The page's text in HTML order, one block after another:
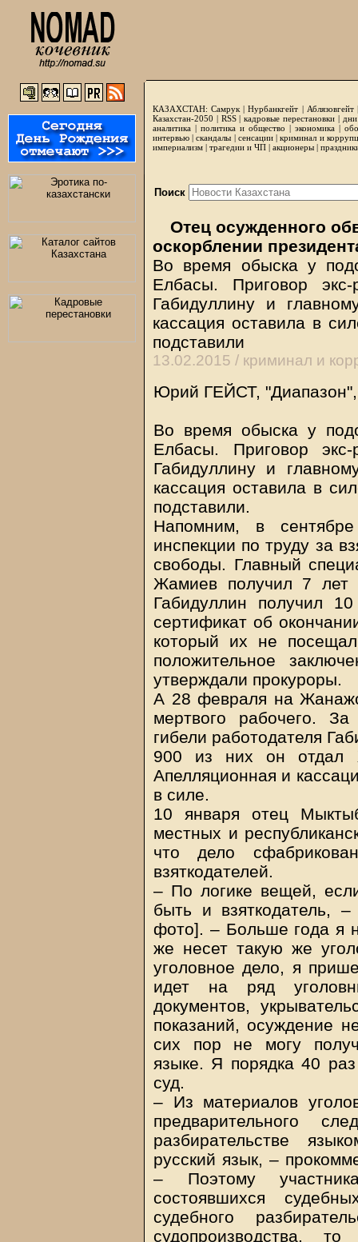
КАЗАХСТАН: Самрук |Нурбанкгейт | Аблязовгейт
Казахстан-2050 | RSS|кадровые перестановки|
аналитика | политика и общество | экономика |
интервью |скандалы | сенсации|криминал и
империализм | трагедии и ЧП | акционеры |
Поиск
Отец осужденного
оскорблении
Во время обыска у
Елбасы. Приговор экс-
Габидуллину и
кассация оставила в
подставили
13.02.2015 / криминал и
Юрий ГЕЙСТ,
Во время обыска у
Елбасы. Приговор экс-
Габидуллину и
кассация оставила в
подставили.
Напомним, в сентябре
инспекции по труду за
свободы. Главный
Жамиев получил 7 лет
Габидуллин получил
сертификат об
который их не
положительное
утверждали прокуроры.
А 28 февраля на
мертвого рабочего.
гибели работодателя
900 из них он отдал
Апелляционная и
в силе.
10 января отец
местных и
что дело
взяткодателей.
– По логике вещей,
быть и взяткодатель,
фото]. – Больше года я
же несет такую же
уголовное дело, я
идет на ряд
документов,
показаний, осуждение
сих пор не могу
языке. Я порядка 40
суд.
– Из материалов
предварительного
разбирательстве
русский язык, –
– Поэтому
состоявшихся
судебного
судопроизводства,